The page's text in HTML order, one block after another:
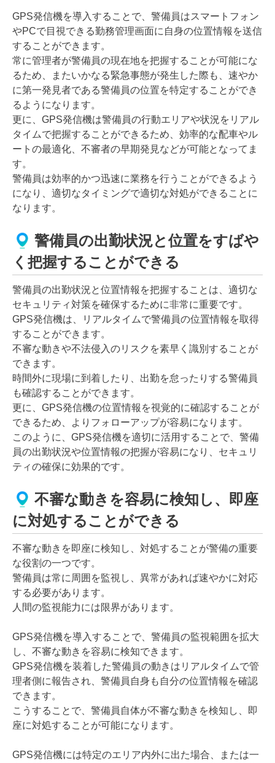
GPS発信機を導入することで、警備員はスマートフォン
やPCで目視できる勤務管理画面に自身の位置情報を送信
することができます。
常に管理者が警備員の現在地を把握することが可能にな
るため、またいかなる緊急事態が発生した際も、速やか
に第一発見者である警備員の位置を特定することができ
るようになります。
更に、GPS発信機は警備員の行動エリアや状況をリアル
タイムで把握することができるため、効率的な配車やル
ートの最適化、不審者の早期発見などが可能となってま
す。
警備員は効率的かつ迅速に業務を行うことができるよう
になり、適切なタイミングで適切な対処ができることに
なります。
警備員の出勤状況と位置をすばや
く把握することができる
警備員の出勤状況と位置情報を把握することは、適切な
セキュリティ対策を確保するために非常に重要です。
GPS発信機は、リアルタイムで警備員の位置情報を取得
することができます。
不審な動きや不法侵入のリスクを素早く識別することが
できます。
時間外に現場に到着したり、出勤を怠ったりする警備員
も確認することができます。
更に、GPS発信機の位置情報を視覚的に確認することが
できるため、よりフォローアップが容易になります。
このように、GPS発信機を適切に活用することで、警備
員の出勤状況や位置情報の把握が容易になり、セキュリ
ティの確保に効果的です。
不審な動きを容易に検知し、即座
に対処することができる
不審な動きを即座に検知し、対処することが警備の重要
な役割の一つです。
警備員は常に周囲を監視し、異常があれば速やかに対応
する必要があります。
人間の監視能力には限界があります。
GPS発信機を導入することで、警備員の監視範囲を拡大
し、不審な動きを容易に検知できます。
GPS発信機を装着した警備員の動きはリアルタイムで管
理者側に報告され、警備員自身も自分の位置情報を確認
できます。
こうすることで、警備員自体が不審な動きを検知し、即
座に対処することが可能になります。
GPS発信機には特定のエリア内外に出た場合、または一